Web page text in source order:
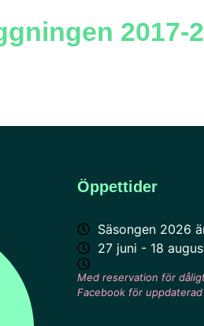
2017-
Öppettider
Säsongen 2026
27 juni - 18
Med reservation för
Facebook för